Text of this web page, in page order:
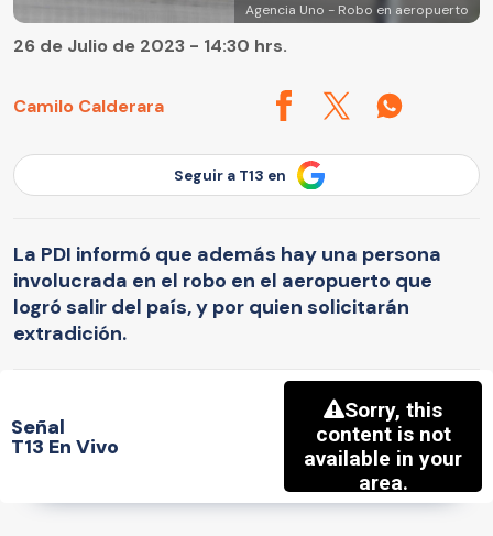
Agencia Uno - Robo en aeropuerto
Camilo Calderara
26 de Julio de 2023 - 14:30 hrs.
Seguir a T13 en
La PDI informó que además hay una persona
involucrada en el robo en el aeropuerto que
logró salir del país, y por quien solicitarán
extradición.
Señal
T13 En Vivo